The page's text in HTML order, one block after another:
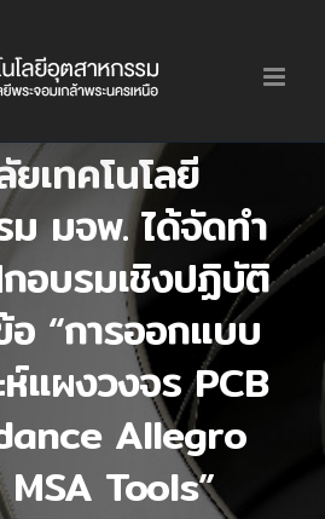
เทคโนโลยี
ม มจพ. ได้จัดทำ
อบรมเชิงปฏิบัติ
อ “การออกแบบ
ห์แผงวงจร PCB
Allegro
Tools”